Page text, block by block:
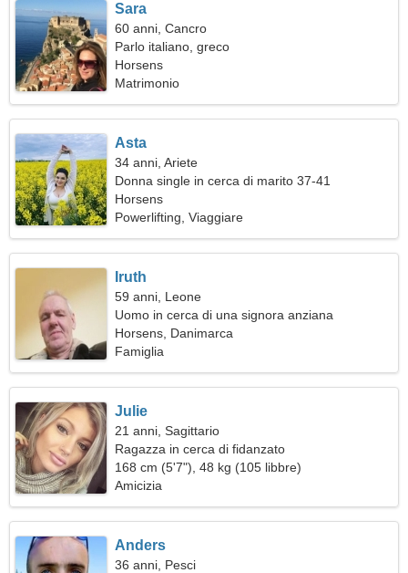
Sara
60 anni, Cancro
Parlo italiano, greco
Horsens
Matrimonio
Asta
34 anni, Ariete
Donna single in cerca di marito 37-41
Horsens
Powerlifting, Viaggiare
Iruth
59 anni, Leone
Uomo in cerca di una signora anziana
Horsens, Danimarca
Famiglia
Julie
21 anni, Sagittario
Ragazza in cerca di fidanzato
168 cm (5'7"), 48 kg (105 libbre)
Amicizia
Anders
36 anni, Pesci